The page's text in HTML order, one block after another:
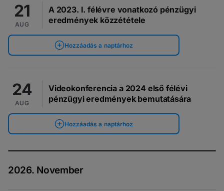
21
AUG
A 2023. I. félévre vonatkozó pénzügyi
eredmények közzététele
Hozzáadás a naptárhoz
24
AUG
Videokonferencia a 2024 első félévi
pénzügyi eredmények bemutatására
Hozzáadás a naptárhoz
2026. November